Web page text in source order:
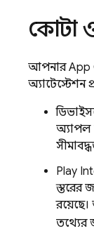
কোটা
আপনারApp
অ্যাটেস্টেশন
অ্যাপল
Play
স্তরের
তথ্যের